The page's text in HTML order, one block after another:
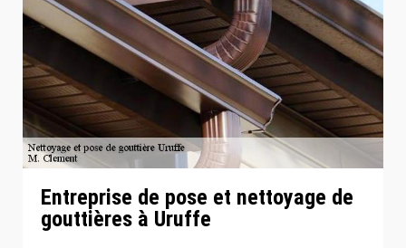
Entreprise de pose et nettoyage de
gouttières à Uruffe